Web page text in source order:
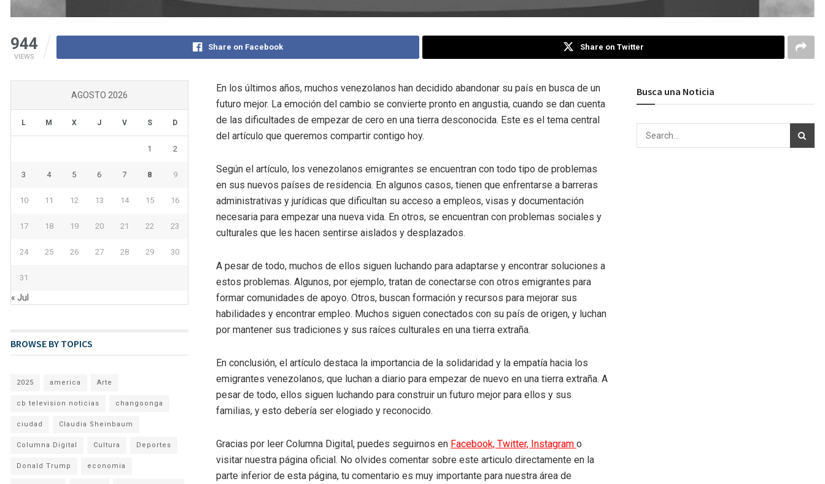
944
VIEWS
Share on Facebook Share on Twitter
En los últimos años, muchos venezolanos han decidido abandonar su país en busca de un
futuro mejor. La emoción del cambio se convierte pronto en angustia, cuando se dan cuenta
de las dificultades de empezar de cero en una tierra desconocida. Este es el tema central
del artículo que queremos compartir contigo hoy.
Según el artículo, los venezolanos emigrantes se encuentran con todo tipo de problemas
en sus nuevos países de residencia. En algunos casos, tienen que enfrentarse a barreras
administrativas y jurídicas que dificultan su acceso a empleos, visas y documentación
necesaria para empezar una nueva vida. En otros, se encuentran con problemas sociales y
culturales que les hacen sentirse aislados y desplazados.
A pesar de todo, muchos de ellos siguen luchando para adaptarse y encontrar soluciones a
estos problemas. Algunos, por ejemplo, tratan de conectarse con otros emigrantes para
formar comunidades de apoyo. Otros, buscan formación y recursos para mejorar sus
habilidades y encontrar empleo. Muchos siguen conectados con su país de origen, y luchan
por mantener sus tradiciones y sus raíces culturales en una tierra extraña.
En conclusión, el artículo destaca la importancia de la solidaridad y la empatía hacia los
emigrantes venezolanos, que luchan a diario para empezar de nuevo en una tierra extraña. A
pesar de todo, ellos siguen luchando para construir un futuro mejor para ellos y sus
familias, y esto debería ser elogiado y reconocido.
Gracias por leer Columna Digital, puedes seguirnos en Facebook, Twitter, Instagram o
visitar nuestra página oficial. No olvides comentar sobre este articulo directamente en la
parte inferior de esta página, tu comentario es muy importante para nuestra área de
AGOSTO 2026
L M X J V S D
1 2
3 4 5 6 7 8 9
10 11 12 13 14 15 16
17 18 19 20 21 22 23
24 25 26 27 28 29 30
31
« Jul
BROWSE BY TOPICS
2025 america Arte
cb television noticias changoonga
ciudad Claudia Sheinbaum
Columna Digital Cultura Deportes
Donald Trump economia
Busca una Noticia